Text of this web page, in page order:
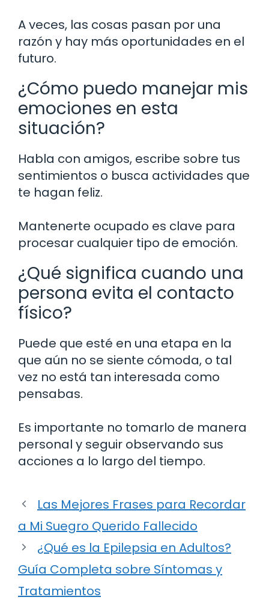
A veces, las cosas pasan por una
razón y hay más oportunidades en el
futuro.
¿Cómo puedo manejar mis
emociones en esta
situación?
Habla con amigos, escribe sobre tus
sentimientos o busca actividades que
te hagan feliz.
Mantenerte ocupado es clave para
procesar cualquier tipo de emoción.
¿Qué significa cuando una
persona evita el contacto
físico?
Puede que esté en una etapa en la
que aún no se siente cómoda, o tal
vez no está tan interesada como
pensabas.
Es importante no tomarlo de manera
personal y seguir observando sus
acciones a lo largo del tiempo.
Las Mejores Frases para Recordar
a Mi Suegro Querido Fallecido
¿Qué es la Epilepsia en Adultos?
Guía Completa sobre Síntomas y
Tratamientos